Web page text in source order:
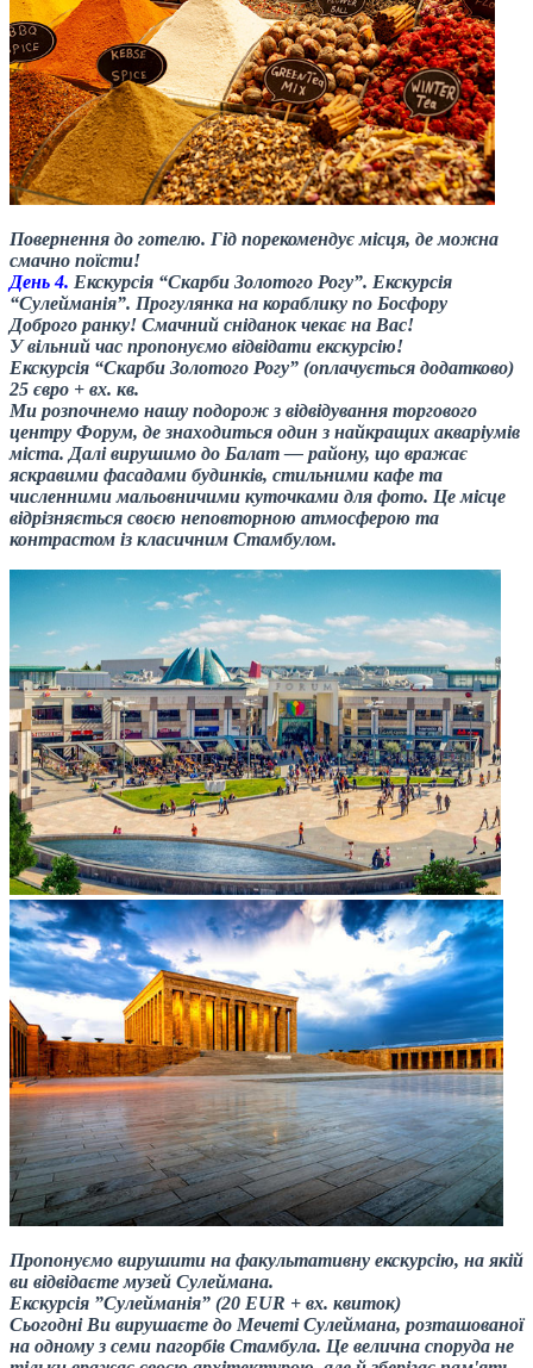
Повернення до готелю. Гід порекомендує місця, де можна
смачно поїсти!
День 4. Екскурсія “Скарби Золотого Рогу”. Екскурсія
“Сулейманія”. Прогулянка на кораблику по Босфору
Доброго ранку! Смачний сніданок чекає на Вас!
У вільний час пропонуємо відвідати екскурсію!
Екскурсія “Скарби Золотого Рогу” (оплачується додатково)
25 євро + вх. кв.
Ми розпочнемо нашу подорож з відвідування торгового
центру Форум, де знаходиться один з найкращих акваріумів
міста. Далі вирушимо до Балат — району, що вражає
яскравими фасадами будинків, стильними кафе та
численними мальовничими куточками для фото. Це місце
відрізняється своєю неповторною атмосферою та
контрастом із класичним Стамбулом.
Пропонуємо вирушити на факультативну екскурсію, на якій
ви відвідаєте музей Сулеймана.
Екскурсія ”Сулейманія” (20 EUR + вх. квиток)
Сьогодні Ви вирушаєте до Мечеті Сулеймана, розташованої
на одному з семи пагорбів Стамбула. Це велична споруда не